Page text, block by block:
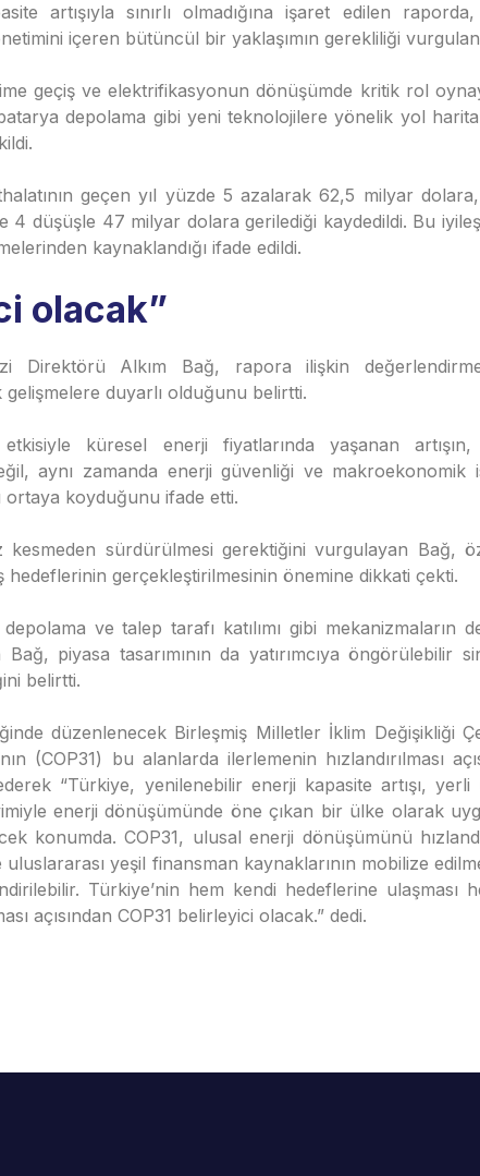
artışıyla sınırlı olmadığına işaret edilen
içeren bütüncül bir yaklaşımın gerekliliği
geçiş ve elektrifikasyonun dönüşümde kritik rol
depolama gibi yeni teknolojilere yönelik yol
geçen yıl yüzde 5 azalarak 62,5 milyar
4 düşüşle 47 milyar dolara gerilediği kaydedildi. Bu
kaynaklandığı ifade edildi.
olacak”
Direktörü Alkım Bağ, rapora ilişkin
duyarlı olduğunu belirtti.
etkisiyle küresel enerji fiyatlarında yaşanan
aynı zamanda enerji güvenliği ve makroekonomik
ortaya koyduğunu ifade etti.
kesmeden sürdürülmesi gerektiğini vurgulayan Bağ,
hedeflerinin gerçekleştirilmesinin önemine dikkati çekti.
ve talep tarafı katılımı gibi mekanizmaların
piyasa tasarımının da yatırımcıya öngörülebilir
belirtti.
düzenlenecek Birleşmiş Milletler İklim Değişikliği
(COP31) bu alanlarda ilerlemenin hızlandırılması
“Türkiye, yenilenebilir enerji kapasite artışı, yerli
enerji dönüşümünde öne çıkan bir ülke olarak
konumda. COP31, ulusal enerji dönüşümünü
yeşil finansman kaynaklarının mobilize
Türkiye’nin hem kendi hedeflerine ulaşması
açısından COP31 belirleyici olacak.” dedi.